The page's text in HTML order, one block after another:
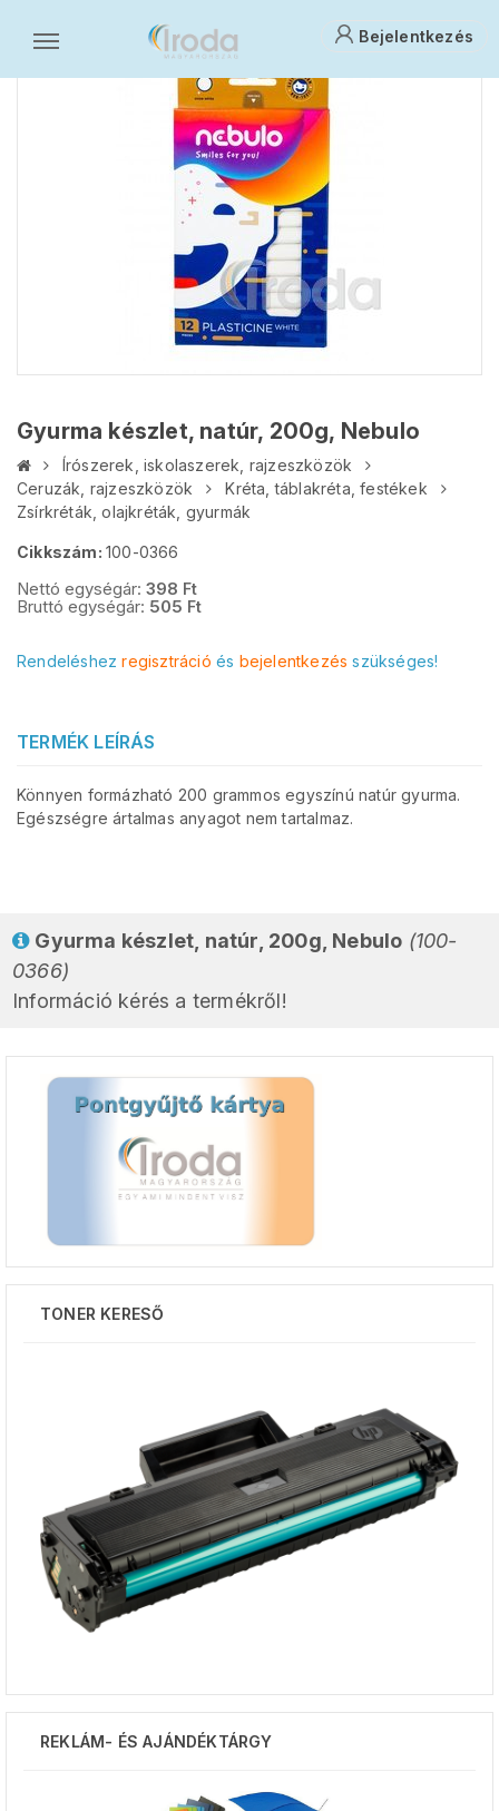
Bejelentkezés
Gyurma készlet, natúr, 200g, Nebulo
Írószerek, iskolaszerek, rajzeszközök
Ceruzák, rajzeszközök
Kréta, táblakréta, festékek
Zsírkréták, olajkréták, gyurmák
Cikkszám: 100-0366
Nettó egységár: 398 Ft
Bruttó egységár: 505 Ft
Rendeléshezregisztráció és bejelentkezés szükséges!
TERMÉK LEÍRÁS
Könnyen formázható 200 grammos egyszínú natúr gyurma.
Egészségre ártalmas anyagot nem tartalmaz.
Gyurma készlet, natúr, 200g, Nebulo (100-
0366)
Információ kérés a termékről!
TONER KERESŐ
REKLÁM- ÉS AJÁNDÉKTÁRGY